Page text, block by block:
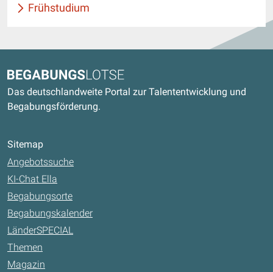
Frühstudium
Begabungslotse
Das deutschlandweite Portal zur Talententwicklung und
Begabungsförderung.
Sitemap
Angebotssuche
KI-Chat Ella
Begabungsorte
Begabungskalender
LänderSPECIAL
Themen
Magazin